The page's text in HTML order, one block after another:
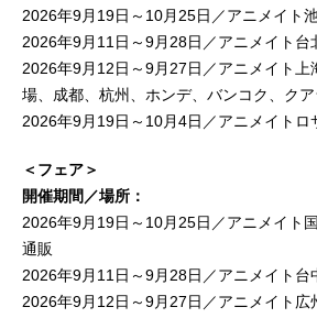
2026年9月19日～10月25日／アニメイト
2026年9月11日～9月28日／アニメイト台
2026年9月12日～9月27日／アニメイト上
場、成都、杭州、ホンデ、バンコク、ク
2026年9月19日～10月4日／アニメイトロ
＜フェア＞
開催期間／場所：
2026年9月19日～10月25日／アニメイト
通販
2026年9月11日～9月28日／アニメイト台
2026年9月12日～9月27日／アニメイト広